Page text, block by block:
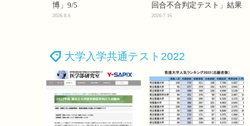
博」9/5
2026.8.6
回合不合判定テスト」結果
2026.7.16
大学入学共通テスト2022